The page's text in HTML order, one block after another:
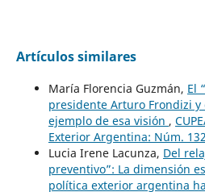
Artículos similares
María Florencia Guzmán, El
presidente Arturo Frondizi
ejemplo de esa visión ,
Exterior Argentina: Núm.
Lucia Irene Lacunza, Del
preventivo”: La dimensión
política exterior argentina